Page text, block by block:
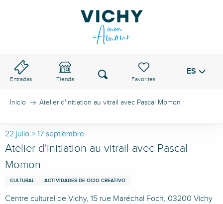
Entradas Tienda
Voir les favoris
Buscar ES
Inicio Atelier d'initiation au vitrail avec Pascal Momon
22 julio > 17 septiembre
Atelier d'initiation au vitrail avec Pascal
Momon
CULTURAL ACTIVIDADES DE OCIO CREATIVO
Centre culturel de Vichy, 15 rue Maréchal Foch, 03200 Vichy